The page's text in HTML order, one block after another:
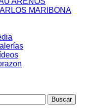
MARIBONA
Buscar